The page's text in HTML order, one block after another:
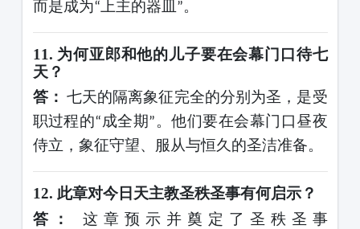
而是成为“ 上主的器皿 ”。
11. 为何亚郎和他的儿子要在会幕门口待七
天？
答： 七天的隔离象征完全的分别为圣，是受
职过程的“成全期” 。他们要在会幕门口昼夜
侍立，象征守望、服从与恒久的圣洁准备。
12. 此章对今日天主教圣秩圣事有何启示？
答：
这章预示并奠定了圣秩圣事